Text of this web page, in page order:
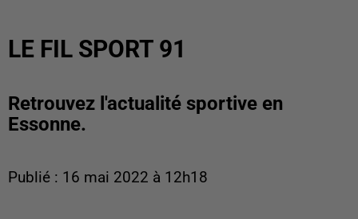
LE FIL SPORT 91
Retrouvez l'actualité sportive en
Essonne.
Publié : 16 mai 2022 à 12h18